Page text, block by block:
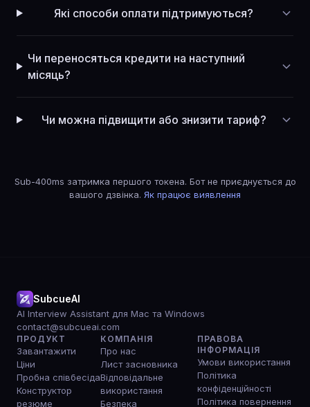
Які способи оплати підтримуються?
Чи переносяться кредити на наступний
місяць?
Чи можна підвищити або знизити тариф?
Sub-400ms затримка першого токена. Бот не приєднується до
вашого дзвінка. Як працює виявлення
SubcueAI
AI Interview Assistant для Mac та Windows
contact@subcueai.com
ПРОДУКТ
Завантажити
Ціни
Пробна співбесіда
Конструктор
резюме
КОМПАНІЯ
Про нас
Лист засновника
Відповідальне
використання
Безпека
ПРАВОВА
ІНФОРМАЦІЯ
Умови використання
Політика
конфіденційності
Політика повернення